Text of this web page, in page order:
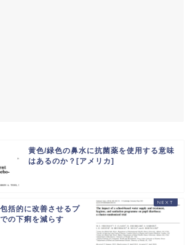
黄色/緑色の鼻水に抗菌薬を使用する意味
はあるのか？[アメリカ]
括的に改善させるプ
の下痢を減らす